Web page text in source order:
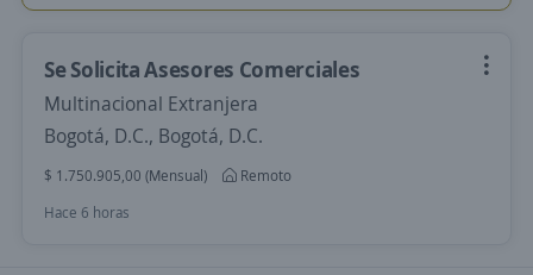
Se Solicita Asesores Comerciales
Multinacional Extranjera
Bogotá, D.C., Bogotá, D.C.
$ 1.750.905,00 (Mensual)
Remoto
Hace 6 horas